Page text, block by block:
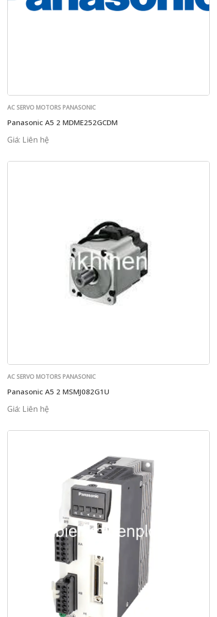
AC SERVO MOTORS PANASONIC
Panasonic A5 2 MDME252GCDM
Giá: Liên hệ
AC SERVO MOTORS PANASONIC
Panasonic A5 2 MSMJ082G1U
Giá: Liên hệ